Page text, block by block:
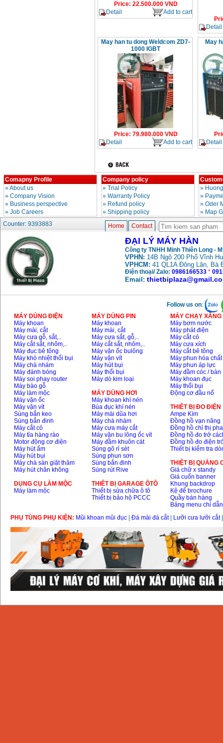
Price: 22.500.000VND
Detail
Add to cart
Detail
May han tu dong Weldcom ZD7-
1000 IGBT
Price: 79.980.000VND
Detail
Add to cart
May
Detail
Comapny Profile
»About us
» Company Vision
» Business perspective
» Job Careers
Company policy
» Trial Policy
» Warranty Policy
» Refund policy
» Shipping policy
»
»
» Oder
» Map
Counter: 9393883
Home Contact
ĐẠI LÝ MÁY HÀN
Công ty TNHH Minh Thiên Long -
VPHN: 14B Ngõ 200 Phố Vĩnh
VPHCM: 41 QL1A Đông Lân, Bà
Điện thoại/ Zalo: 0986166533 *
Email:
Follow us on:
MÁY DÙNG ĐIỆN
Máy khoan
Máy mài, cắt
Máy cưa gỗ, sắt,..
Máy cắt sắt, nhôm,..
Máy đục bê tông
Máy khò nhiệt thổi bụi
Máy chà nhám
Máy đánh bóng
Máy soi phay router
Máy bào gỗ
Máy làm mộc
Máy vặn ốc
Máy vặn vít
Súng bắn keo
Súng bắn đinh
Máy cắt cỏ
Máy tỉa hàng rào
Motor động cơ điện
Máy hút ẩm
Máy hút bụi
Máy chà sàn giặt thảm
Máy hút chân không
DỤNG CỤ LÀM MỘC
Máy làm mộc
MÁY DÙNG PIN
Máy khoan
Máy mài, cắt
Máy cưa sắt, gỗ,..
Máy cắt sắt, nhôm,..
Máy vặn ốc bulông
Máy vặn vít
Máy hút bụi
Máy thổi bụi
Máy dò kim loại
MÁY DÙNG HƠI
Máy khoan khí nén
Búa đục khí nén
Máy mài dũa hơi
Máy chà nhám
Máy cưa máy cắt
Máy vặn bu lông ốc vít
Máy đầm khuôn cát
Súng gõ rỉ sét
Súng phun sơn
Súng bắn đinh
Súng rút Rive
THIÊT BỊ GARAGE ÔTÔ
Thiết bị sửa chữa ô tô
Thiết bị bảo hộ PCCC
MÁY CHẠY
Máy bơm nước
Máy phát điện
Máy cắt cỏ
Máy cưa xích
Máy cắt bê tông
Máy phun hóa chất
Máy phun áp lực
Máy đầm cóc / bàn
Máy khoan đục
Máy thổi bụi
Động cơ đầu nổ
THIÊT BỊ ĐO ĐIỆN
Ampe Kìm
Đồng hồ vạn năng
Đồng hồ chỉ thị pha
Đồng hồ đo trở
Đồng hồ đo điện
Thiết bị kiểm tra
THIỆT BỊ QUẢNG
Giá chữ x standy
Giá cuốn banner
Khung backdrop
Kệ để brochure
Quầy bán hàng
Bảng menu chỉ dẫn
PHỤ TÙNG PHỤ KIỆN: Mũi khoan mũi đục Đá mài đá cắt| Lưỡi cưa lưỡi cắt